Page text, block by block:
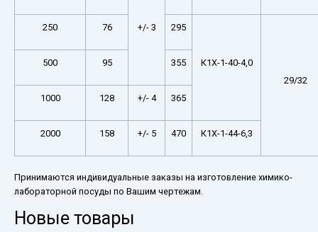
+/- 3
250 76 295
К1Х-1-40-4,0
29/32
500 95 355
1000 128 +/- 4 365
2000 158 +/- 5 470 К1Х-1-44-6,3
Принимаются индивидуальные заказы на изготовление химико-
лабораторной посуды по Вашим чертежам.
Новые товары